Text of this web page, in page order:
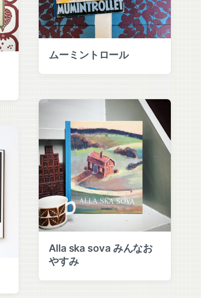
ムーミントロール
Alla ska sova みんなお
やすみ